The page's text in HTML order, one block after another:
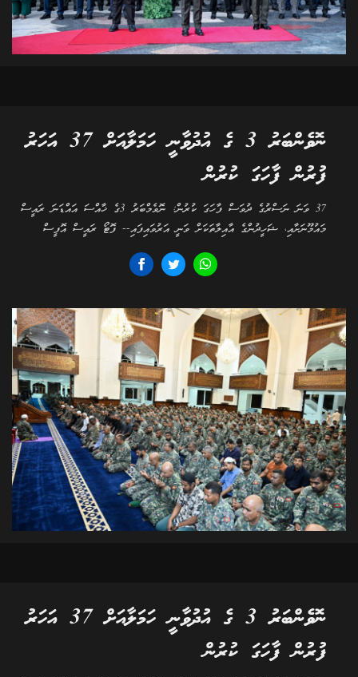
ނޮވެންބަރު 3 ގެ އުދުވާނީ ހަމަލާއަށް 37 އަހަރު
ފުރުން ފާހަގަ ކުރުން
37 ވަނަ ނަސްރުގެ ދުވަސް ފާހަގަ ކުރުން: ނޮވެމްބަރު 3ގެ ޚާއްސަ އައްޑަނަ ރައީސް
މައުމޫނަށާއި، ޝަހީދުންގެ އާއިލާތަކަށް ވަނީ އަރުވައިފައި-- ފޮޓޯ ރައީސް އޮފީސް
ނޮވެންބަރު 3 ގެ އުދުވާނީ ހަމަލާއަށް 37 އަހަރު
ފުރުން ފާހަގަ ކުރުން